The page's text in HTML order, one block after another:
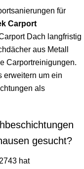
für
Carport
Dach langfristig
aus Metall
Carportreinigungen.
erweitern um ein
als
gesucht?
hat